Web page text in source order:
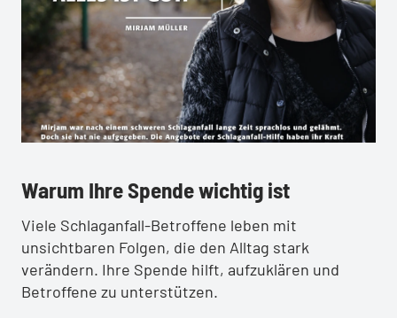
:
Warum Ihre Spende wichtig ist
Viele Schlaganfall-Betroffene leben mit
unsichtbaren Folgen, die den Alltag stark
verändern. Ihre Spende hilft, aufzuklären und
Betroffene zu unterstützen.